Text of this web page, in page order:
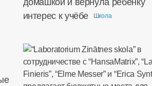
домашкой и вернула ребёнку
интерес к учёбе
Школа